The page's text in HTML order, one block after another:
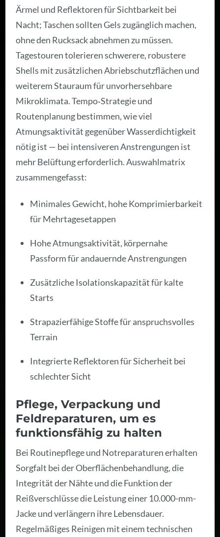
Ärmel und Reflektoren für Sichtbarkeit bei
Nacht; Taschen sollten Gels zugänglich machen,
ohne den Rucksack abnehmen zu müssen.
Tagestouren tolerieren schwerere, robustere
Shells mit zusätzlichen Abriebschutzflächen und
weiterem Stauraum für unvorhersehbare
Mikroklimata. Tempo‑Strategie und
Routenplanung bestimmen, wie viel
Atmungsaktivität gegenüber Wasserdichtigkeit
nötig ist — bei intensiveren Anstrengungen ist
mehr Belüftung erforderlich. Auswahlmatrix
zusammengefasst:
Minimales Gewicht, hohe Komprimierbarkeit
für Mehrtagesetappen
Hohe Atmungsaktivität, körpernahe
Passform für andauernde Anstrengungen
Zusätzliche Isolationskapazität für kalte
Starts
Strapazierfähige Stoffe für anspruchsvolles
Terrain
Integrierte Reflektoren für Sicherheit bei
schlechter Sicht
Pflege, Verpackung und
Feldreparaturen, um es
funktionsfähig zu halten
Bei Routinepflege und Notreparaturen erhalten
Sorgfalt bei der Oberflächenbehandlung, die
Integrität der Nähte und die Funktion der
Reißverschlüsse die Leistung einer 10.000-mm-
Jacke und verlängern ihre Lebensdauer.
Regelmäßiges Reinigen mit einem technischen